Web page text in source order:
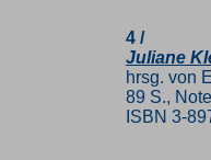
4 /
Juliane
hrsg. von
89 S.,
ISBN 3-